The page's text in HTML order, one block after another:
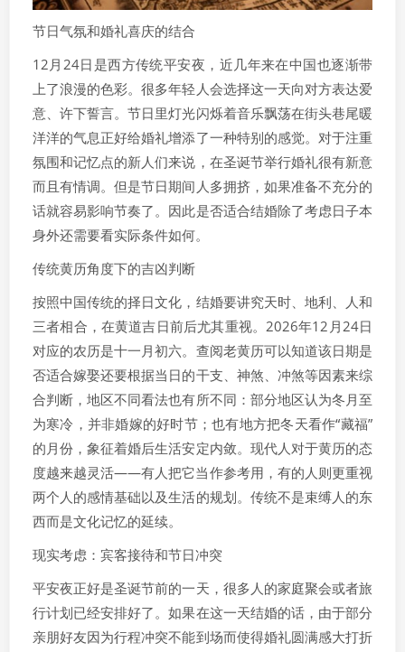
节日气氛和婚礼喜庆的结合
12月24日是西方传统平安夜，近几年来在中国也逐渐带
上了浪漫的色彩。很多年轻人会选择这一天向对方表达爱
意、许下誓言。节日里灯光闪烁着音乐飘荡在街头巷尾暖
洋洋的气息正好给婚礼增添了一种特别的感觉。对于注重
氛围和记忆点的新人们来说，在圣诞节举行婚礼很有新意
而且有情调。但是节日期间人多拥挤，如果准备不充分的
话就容易影响节奏了。因此是否适合结婚除了考虑日子本
身外还需要看实际条件如何。
传统黄历角度下的吉凶判断
按照中国传统的择日文化，结婚要讲究天时、地利、人和
三者相合，在黄道吉日前后尤其重视。2026年12月24日
对应的农历是十一月初六。查阅老黄历可以知道该日期是
否适合嫁娶还要根据当日的干支、神煞、冲煞等因素来综
合判断，地区不同看法也有所不同：部分地区认为冬月至
为寒冷，并非婚嫁的好时节；也有地方把冬天看作“藏福”
的月份，象征着婚后生活安定内敛。现代人对于黄历的态
度越来越灵活——有人把它当作参考用，有的人则更重视
两个人的感情基础以及生活的规划。传统不是束缚人的东
西而是文化记忆的延续。
现实考虑：宾客接待和节日冲突
平安夜正好是圣诞节前的一天，很多人的家庭聚会或者旅
行计划已经安排好了。如果在这一天结婚的话，由于部分
亲朋好友因为行程冲突不能到场而使得婚礼圆满感大打折